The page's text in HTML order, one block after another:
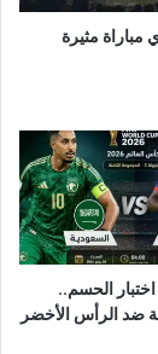
مباراة مثيرة
الحسم..
ضد الرأس الأخضر